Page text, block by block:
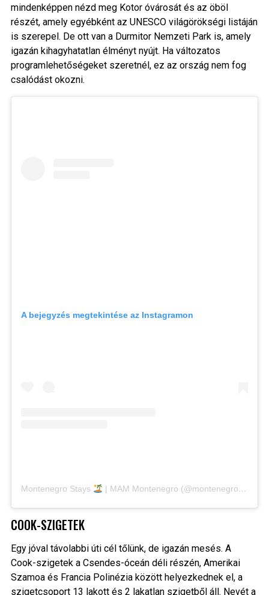
mindenképpen nézd meg Kotor óvárosát és az öböl
részét, amely egyébként az UNESCO világörökségi listáján
is szerepel. De ott van a Durmitor Nemzeti Park is, amely
igazán kihagyhatatlan élményt nyújt. Ha változatos
programlehetőségeket szeretnél, ez az ország nem fog
csalódást okozni.
A bejegyzés megtekintése az Instagramon
Montenegro Stays | MAM Montenegro (@montenegrostays) által megosztott bejegyzés
COOK-SZIGETEK
Egy jóval távolabbi úti cél tőlünk, de igazán mesés. A
Cook-szigetek a Csendes-óceán déli részén, Amerikai
Szamoa és Francia Polinézia között helyezkednek el, a
szigetcsoport 13 lakott és 2 lakatlan szigetből áll. Nevét a